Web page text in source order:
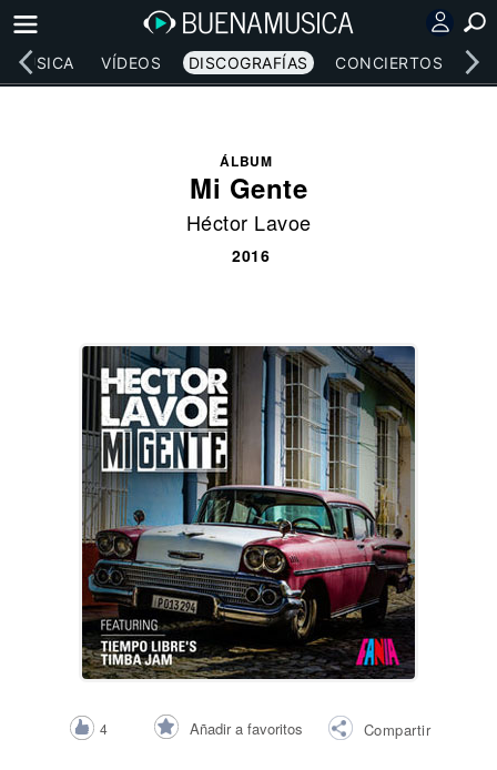
MÚSICA VÍDEOS DISCOGRAFÍAS CONCIERTOS
ÁLBUM
Mi Gente
Héctor Lavoe
2016
4 Añadir a favoritos Compartir